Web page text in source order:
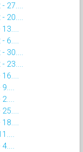
27....
20....
6....
30....
23....